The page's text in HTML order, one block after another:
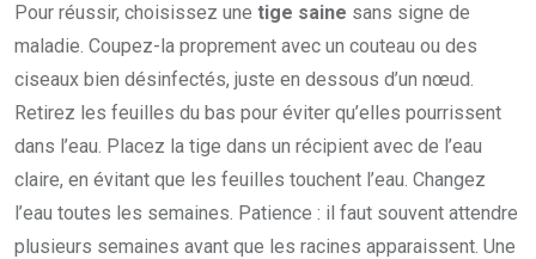
Pour réussir, choisissez une tige saine sans signe de
maladie. Coupez-la proprement avec un couteau ou des
ciseaux bien désinfectés, juste en dessous d’un nœud.
Retirez les feuilles du bas pour éviter qu’elles pourrissent
dans l’eau. Placez la tige dans un récipient avec de l’eau
claire, en évitant que les feuilles touchent l’eau. Changez
l’eau toutes les semaines. Patience : il faut souvent attendre
plusieurs semaines avant que les racines apparaissent. Une